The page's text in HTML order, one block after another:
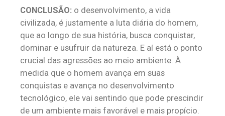
CONCLUSÃO: o desenvolvimento, a vida
civilizada, é justamente a luta diária do homem,
que ao longo de sua história, busca conquistar,
dominar e usufruir da natureza. E aí está o ponto
crucial das agressões ao meio ambiente. À
medida que o homem avança em suas
conquistas e avança no desenvolvimento
tecnológico, ele vai sentindo que pode prescindir
de um ambiente mais favorável e mais propício.